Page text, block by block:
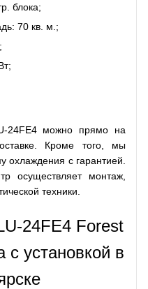
блока;
70 кв. м.;
24FE4 можно прямо на
Кроме того, мы
охлаждения с гарантией.
осуществляет монтаж,
техники.
24FE4 Forest
с установкой в